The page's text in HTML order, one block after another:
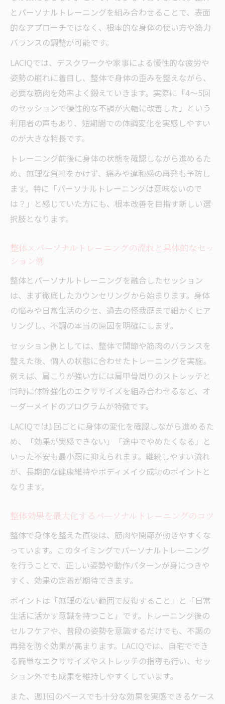
とパーソナルトレーニングを組み合わせることで、表面
的なアプローチではなく、根本的な身体の使い方や筋力
バランスの調整が可能です。
LACIQでは、デスクワークや家事による慢性的な疲労や
姿勢の崩れに着目し、整体で身体の歪みを整えながら、
必要な筋肉を効率よく鍛えていきます。実際に「4～5回
のセッションで慢性的な不調が大幅に改善した」という
利用者の声もあり、短期間での体調変化を実感しやすい
のが大きな特長です。
トレーニング前後に身体の状態を確認しながら進めるた
め、無理な負担をかけず、痛みや違和感の再発も予防し
ます。特に「パーソナルトレーニングは意味ないので
は？」と感じていた方にも、根本改善を目指す新しい選
択肢となります。
整体×パーソナルトレーニングの流れと具体的なセッ
ション例
整体とパーソナルトレーニングを融合したセッション
は、まず徹底したカウンセリングから始まります。身体
の悩みや日常生活のクセ、過去の怪我歴まで細かくヒア
リングし、不調の本当の原因を明確にします。
セッション例としては、整体で関節や筋肉のバランスを
整えた後、個人の状態に合わせたトレーニングを実施。
例えば、肩こりが強い方には肩甲骨周りのストレッチと
同時に体幹強化のエクササイズを組み合わせるなど、オ
ーダーメイドのプログラムが特徴です。
LACIQでは1回ごとに身体の変化を確認しながら進めるた
め、「効果が実感できない」「途中でやめたくなる」と
いった不安も最小限に抑えられます。継続しやすい流れ
が、長期的な健康維持やボディメイク成功のポイントと
なります。
整体効果を最大化するパーソナルトレーニングのコツ
整体で身体を整えた直後は、筋肉や関節が動きやすくな
っています。このタイミングでパーソナルトレーニング
を行うことで、正しい姿勢や動作パターンが身につきや
すく、効果の定着が期待できます。
ポイントは「無理のない範囲で反復すること」と「日常
生活に活かす意識を持つこと」です。トレーニング後の
セルフケアや、普段の姿勢を意識するだけでも、不調の
再発を防ぐ効果が高まります。LACIQでは、自宅ででき
る簡単なエクササイズやストレッチの指導も行い、セッ
ション外でも成果を維持しやすくしています。
また、週1回のペースでも十分な効果を実感できるケース